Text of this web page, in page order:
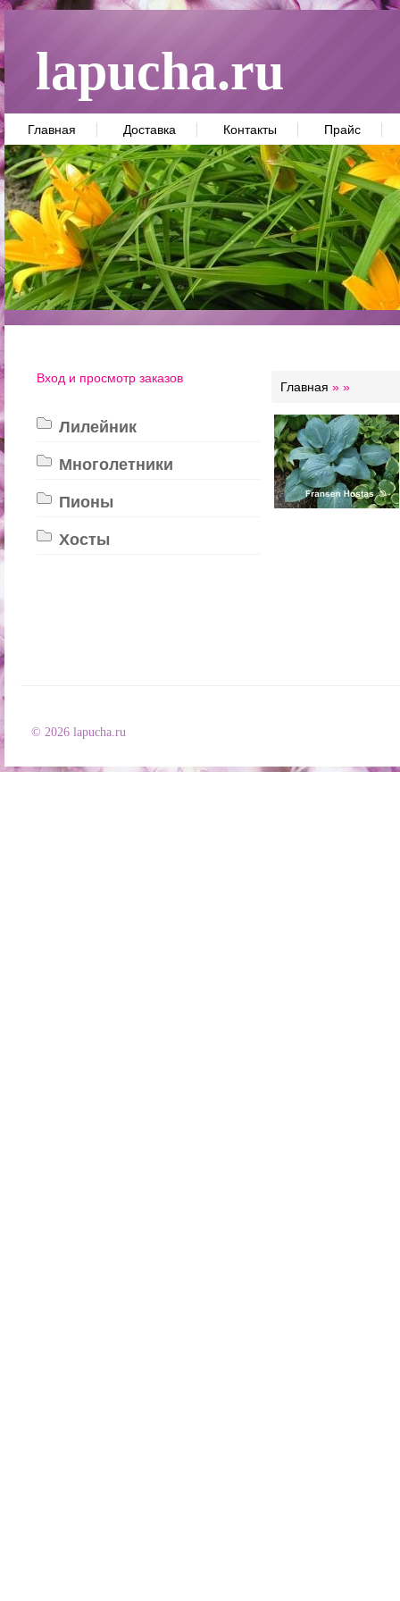
lapucha.ru
Главная Доставка Контакты Прайс
Вход и просмотр заказов
Лилейник
Многолетники
Пионы
Хосты
Главная » »
© 2026 lapucha.ru